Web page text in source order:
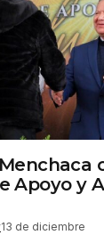
Apoyo y
13 de diciembre